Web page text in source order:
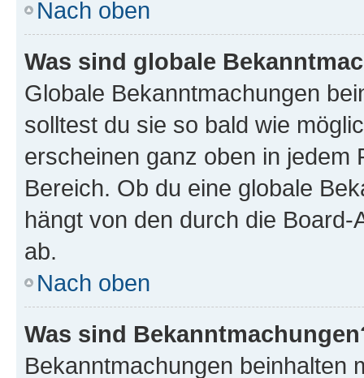
Nach oben
Was sind globale
Globale Bekanntmachungen
solltest du sie so bald wie
erscheinen ganz oben in jedem
Bereich. Ob du eine globale
hängt von den durch die
ab.
Nach oben
Was sind
Bekanntmachungen beinhalten